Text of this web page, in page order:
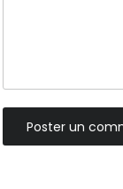
Poster un